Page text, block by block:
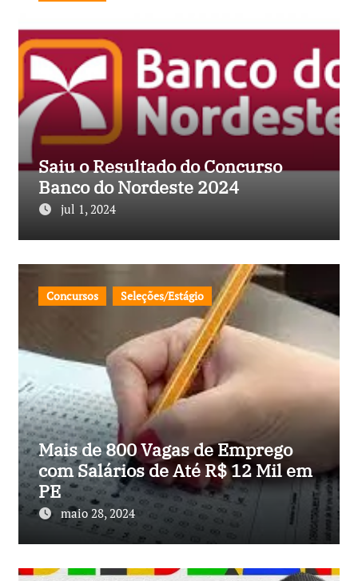
Saiu o Resultado do Concurso
Banco do Nordeste 2024
jul 1, 2024
Concursos Seleções/Estágio
Mais de 800 Vagas de Emprego
com Salários de Até R$ 12 Mil em
PE
maio 28, 2024